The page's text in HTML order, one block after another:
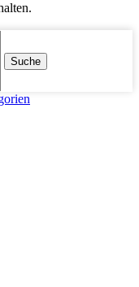
Suche